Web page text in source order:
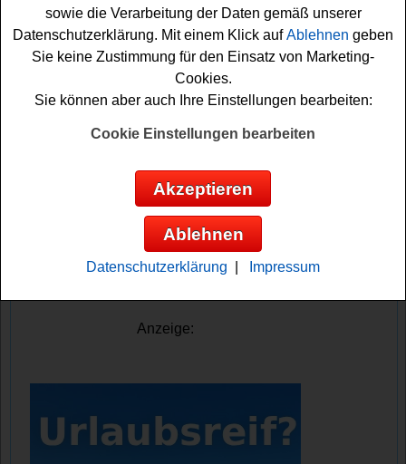
Ein Gerät mit 12 Kaffeespezialitäten, das Kaffeegenuss
in den Alltag bringt. Die Teilnahme an diesem attraktiven
Reiseplaza Gewinnspiel ist einfach und kostenlos. Um
an der Verlosung teilnehmen zu können, müssen Sie das
kleine Quiz lösen und die sechs Gewinnfragen richtig
beantworten. Zusätzlich kann die Teilnahme täglich
steigert. Nutzen Sie diese Gelegenheit, Ihren Kaffee-
Alltag zu revolutionieren. Viel Glück bei diesem schönen
Reiseplaza Gewinnspiel
Reiseplaza verlost einen tollen
Anzeige:
sowie die Verarbeitung der Daten gemäß unserer
Datenschutzerklärung. Mit einem Klick aufAblehnen geben
Sie keine Zustimmung für den Einsatz von Marketing-
Cookies.
Sie können aber auch Ihre Einstellungen bearbeiten:
Cookie Einstellungen bearbeiten
Akzeptieren
Ablehnen
Datenschutzerklärung Impressum